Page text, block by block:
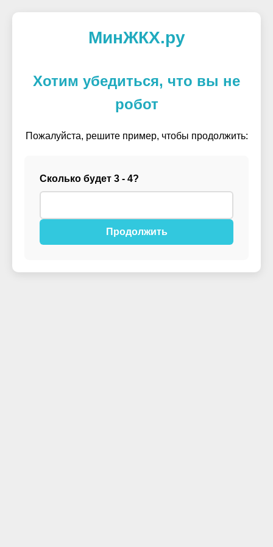
МинЖКХ.ру
Хотим убедиться, что вы не
робот
Пожалуйста, решите пример, чтобы продолжить:
Сколько будет 3 - 4?
Продолжить